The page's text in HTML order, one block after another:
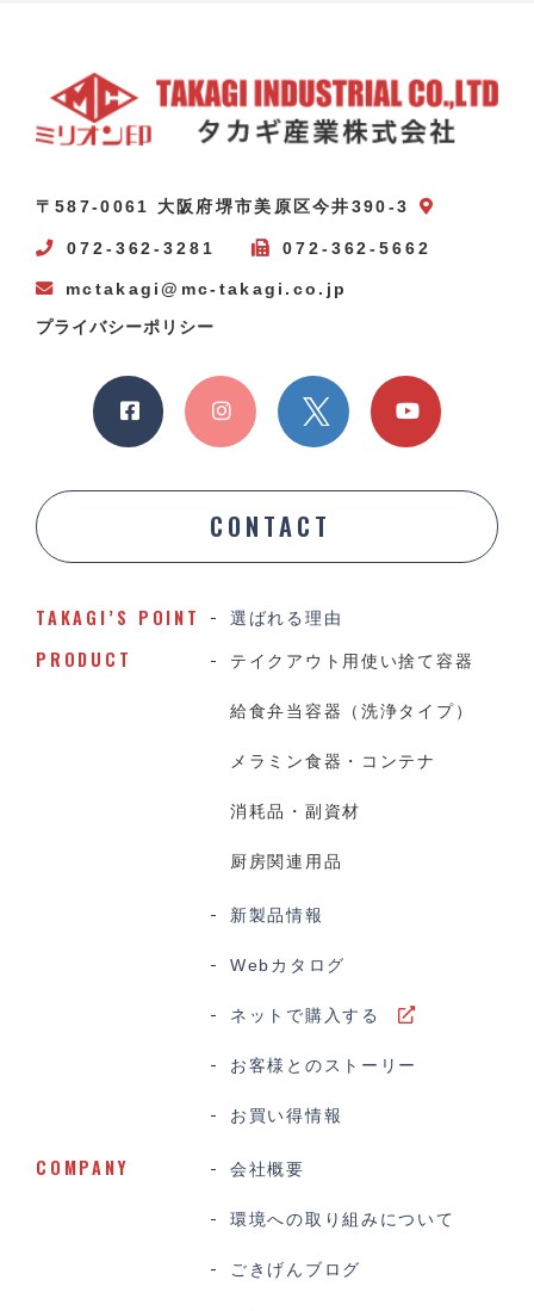
〒587-0061 大阪府堺市美原区今井390-3
072-362-3281 072-362-5662
mctakagi@mc-takagi.co.jp
プライバシーポリシー
CONTACT
TAKAGI’S POINT 選ばれる理由
PRODUCT テイクアウト用使い捨て容器
給食弁当容器（洗浄タイプ）
メラミン食器・コンテナ
消耗品・副資材
厨房関連用品
新製品情報
Webカタログ
ネットで購入する
お客様とのストーリー
お買い得情報
COMPANY 会社概要
環境への取り組みについて
ごきげんブログ